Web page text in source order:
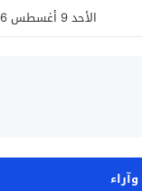
الأحد 9 أغسطس 2026 - 10:25 صباحًا